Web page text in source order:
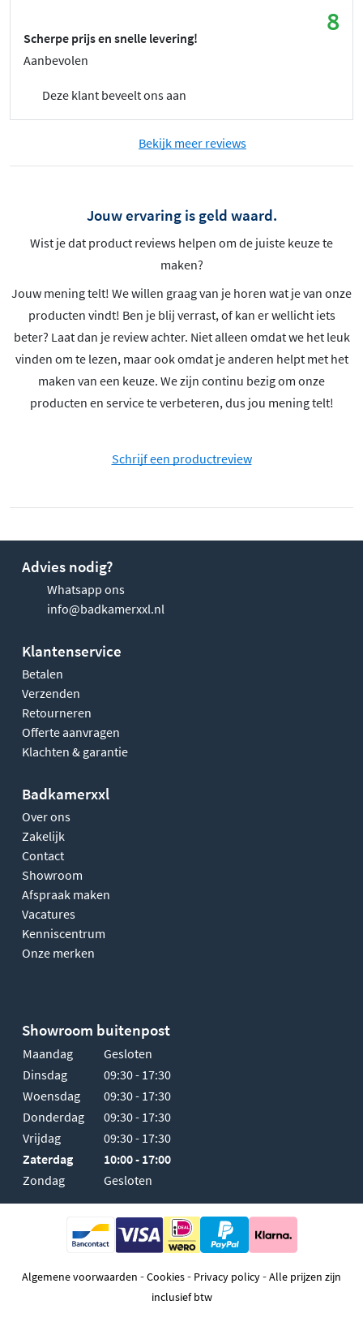
8
Scherpe prijs en snelle levering!
Aanbevolen
Deze klant beveelt ons aan
Bekijk meer reviews
Jouw ervaring is geld waard.
Wist je dat product reviews helpen om de juiste keuze te
maken?
Jouw mening telt! We willen graag van je horen wat je van onze
producten vindt! Ben je blij verrast, of kan er wellicht iets
beter? Laat dan je review achter. Niet alleen omdat we het leuk
vinden om te lezen, maar ook omdat je anderen helpt met het
maken van een keuze. We zijn continu bezig om onze
producten en service te verbeteren, dus jou mening telt!
Schrijf een productreview
Advies nodig?
Whatsapp ons
info@badkamerxxl.nl
Klantenservice
Betalen
Verzenden
Retourneren
Offerte aanvragen
Klachten & garantie
Badkamerxxl
Over ons
Zakelijk
Contact
Showroom
Afspraak maken
Vacatures
Kenniscentrum
Onze merken
Showroom buitenpost
Maandag
Gesloten
Dinsdag
09:30 - 17:30
Woensdag
09:30 - 17:30
Donderdag
09:30 - 17:30
Vrijdag
09:30 - 17:30
Zaterdag
10:00 - 17:00
Zondag
Gesloten
Algemene voorwaarden -Cookies- Privacy policy-Alle prijzen zijn
inclusief btw